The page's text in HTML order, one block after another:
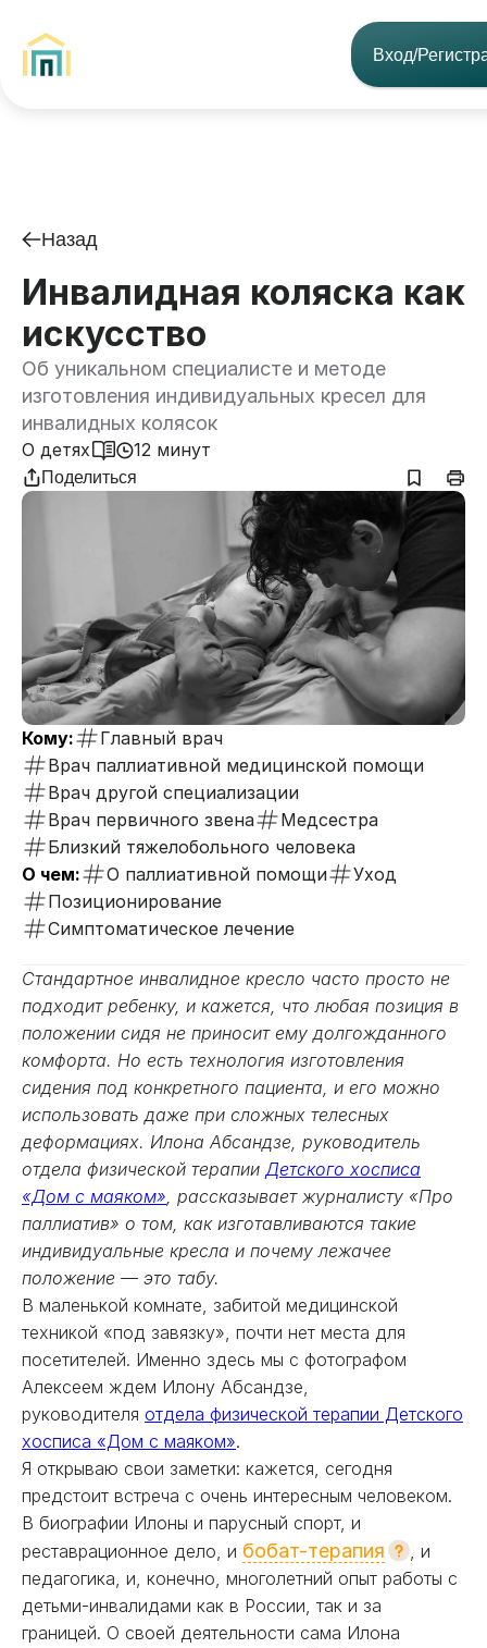
Вход/
Назад
Инвалидная коляска как
искусство
Об уникальном специалисте и методе
изготовления индивидуальных кресел для
инвалидных колясок
О детях 12 минут
Поделиться
Кому:
Главный врач
Врач паллиативной медицинской помощи
Врач другой специализации
Врач первичного звена
Медсестра
Близкий тяжелобольного человека
О чем:
О паллиативной помощи
Уход
Позиционирование
Симптоматическое лечение
Стандартное инвалидное кресло часто просто не
подходит ребенку, и кажется, что любая позиция в
положении сидя не приносит ему долгожданного
комфорта. Но есть технология изготовления
сидения под конкретного пациента, и его можно
использовать даже при сложных телесных
деформациях. Илона Абсандзе, руководитель
отдела физической терапии Детского хосписа
«Дом с маяком», рассказывает журналисту «Про
паллиатив» о том, как изготавливаются такие
индивидуальные кресла и почему лежачее
положение — это табу.
В маленькой комнате, забитой медицинской
техникой «под завязку», почти нет места для
посетителей. Именно здесь мы с фотографом
Алексеем ждем Илону Абсандзе,
руководителя отдела физической терапии Детского
хосписа «Дом с маяком».
Я открываю свои заметки: кажется, сегодня
предстоит встреча с очень интересным человеком.
В биографии Илоны и парусный спорт, и
реставрационное дело, и бобат-терапия
, и
педагогика, и, конечно, многолетний опыт работы с
детьми-инвалидами как в России, так и за
границей. О своей деятельности сама Илона